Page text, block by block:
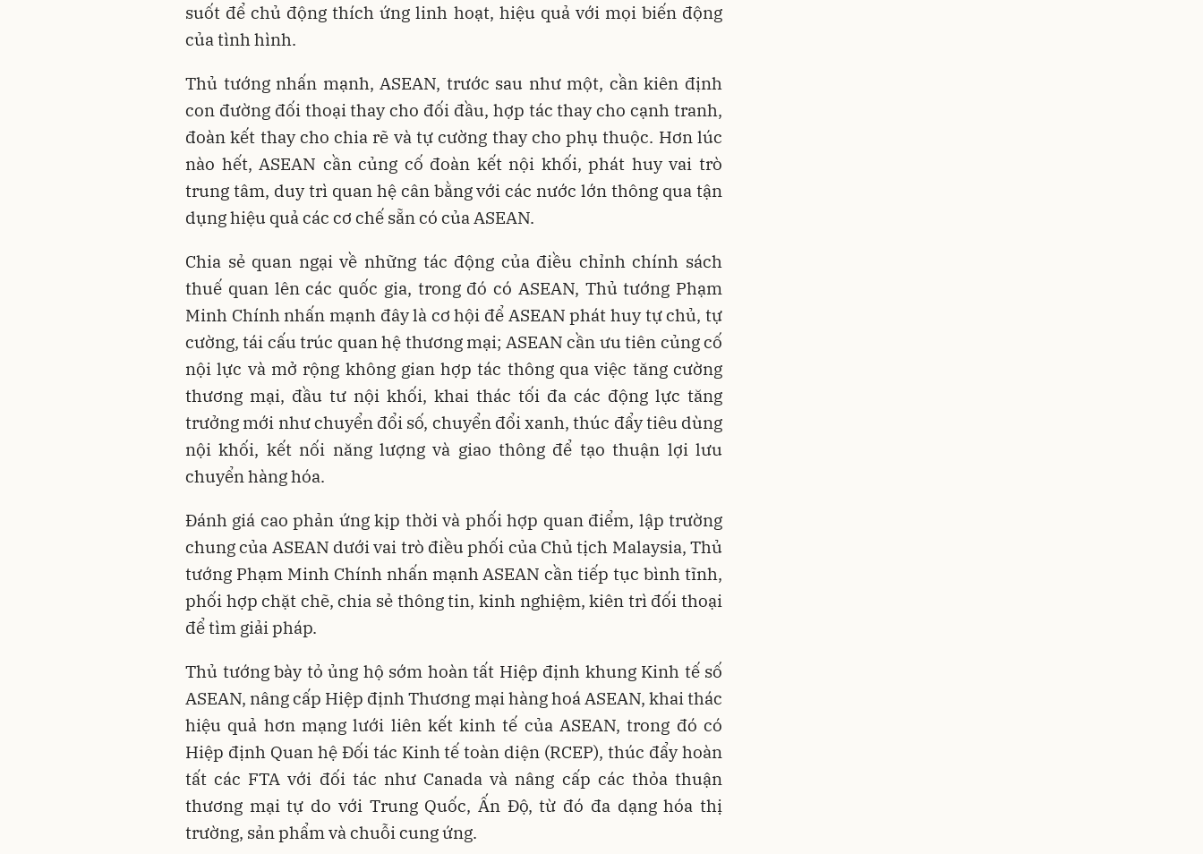
suốt để chủ động thích ứng linh hoạt, hiệu quả với mọi biến động
của tình hình.
Thủ tướng nhấn mạnh, ASEAN, trước sau như một, cần kiên định
con đường đối thoại thay cho đối đầu, hợp tác thay cho cạnh tranh,
đoàn kết thay cho chia rẽ và tự cường thay cho phụ thuộc. Hơn lúc
nào hết, ASEAN cần củng cố đoàn kết nội khối, phát huy vai trò
trung tâm, duy trì quan hệ cân bằng với các nước lớn thông qua tận
dụng hiệu quả các cơ chế sẵn có của ASEAN.
Chia sẻ quan ngại về những tác động của điều chỉnh chính sách
thuế quan lên các quốc gia, trong đó có ASEAN, Thủ tướng Phạm
Minh Chính nhấn mạnh đây là cơ hội để ASEAN phát huy tự chủ, tự
cường, tái cấu trúc quan hệ thương mại; ASEAN cần ưu tiên củng cố
nội lực và mở rộng không gian hợp tác thông qua việc tăng cường
thương mại, đầu tư nội khối, khai thác tối đa các động lực tăng
trưởng mới như chuyển đổi số, chuyển đổi xanh, thúc đẩy tiêu dùng
nội khối, kết nối năng lượng và giao thông để tạo thuận lợi lưu
chuyển hàng hóa.
Đánh giá cao phản ứng kịp thời và phối hợp quan điểm, lập trường
chung của ASEAN dưới vai trò điều phối của Chủ tịch Malaysia, Thủ
tướng Phạm Minh Chính nhấn mạnh ASEAN cần tiếp tục bình tĩnh,
phối hợp chặt chẽ, chia sẻ thông tin, kinh nghiệm, kiên trì đối thoại
để tìm giải pháp.
Thủ tướng bày tỏ ủng hộ sớm hoàn tất Hiệp định khung Kinh tế số
ASEAN, nâng cấp Hiệp định Thương mại hàng hoá ASEAN, khai thác
hiệu quả hơn mạng lưới liên kết kinh tế của ASEAN, trong đó có
Hiệp định Quan hệ Đối tác Kinh tế toàn diện (RCEP), thúc đẩy hoàn
tất các FTA với đối tác như Canada và nâng cấp các thỏa thuận
thương mại tự do với Trung Quốc, Ấn Độ, từ đó đa dạng hóa thị
trường, sản phẩm và chuỗi cung ứng.